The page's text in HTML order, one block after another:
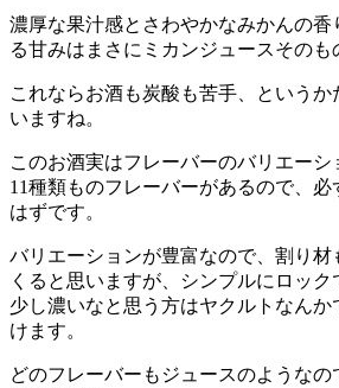
濃厚な果汁感とさわやかなみかんの
る甘みはまさにミカンジュースそのも
これならお酒も炭酸も苦手、というか
いますね。
このお酒実はフレーバーのバリエーシ
11種類ものフレーバーがあるので、
はずです。
バリエーションが豊富なので、割り材
くると思いますが、シンプルにロック
少し濃いなと思う方はヤクルトなん
けます。
どのフレーバーもジュースのようなの